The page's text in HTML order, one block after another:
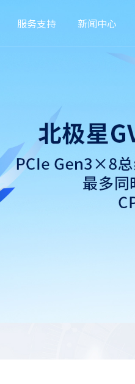
服务支持 新闻中心